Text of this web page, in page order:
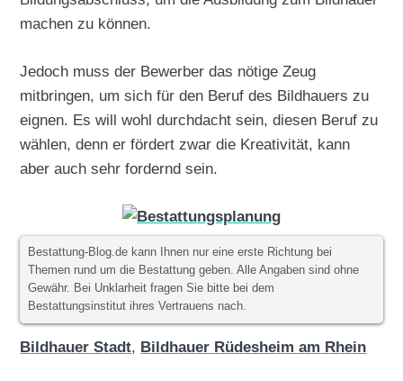
machen zu können.
Jedoch muss der Bewerber das nötige Zeug
mitbringen, um sich für den Beruf des Bildhauers zu
eignen. Es will wohl durchdacht sein, diesen Beruf zu
wählen, denn er fördert zwar die Kreativität, kann
aber auch sehr fordernd sein.
Bestattung-Blog.de kann Ihnen nur eine erste Richtung bei
Themen rund um die Bestattung geben. Alle Angaben sind ohne
Gewähr. Bei Unklarheit fragen Sie bitte bei dem
Bestattungsinstitut ihres Vertrauens nach.
Bildhauer Stadt, Bildhauer Rüdesheim am Rhein